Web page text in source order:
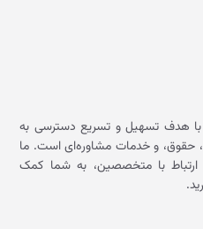
هدف تسهیل و تسریع دسترسی به
حقوق، و خدمات مشاوره‌ای است. ما
و ارتباط با متخصصین، به شما کمک